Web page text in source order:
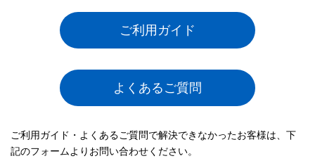
ご利用ガイド
よくあるご質問
ご利用ガイド・よくあるご質問で解決できなかったお客様は、下
記のフォームよりお問い合わせください。